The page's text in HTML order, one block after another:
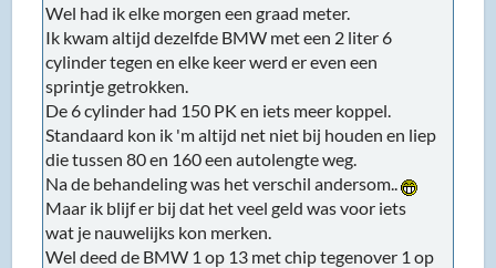
Wel had ik elke morgen een graad meter.
Ik kwam altijd dezelfde BMW met een 2 liter 6
cylinder tegen en elke keer werd er even een
sprintje getrokken.
De 6 cylinder had 150 PK en iets meer koppel.
Standaard kon ik 'm altijd net niet bij houden en liep
die tussen 80 en 160 een autolengte weg.
Na de behandeling was het verschil andersom..
Maar ik blijf er bij dat het veel geld was voor iets
wat je nauwelijks kon merken.
Wel deed de BMW 1 op 13 met chip tegenover 1 op